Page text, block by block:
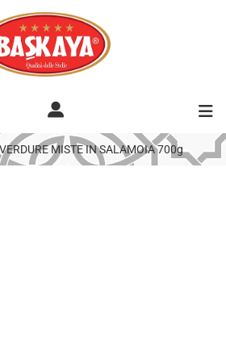
MISTE IN SALAMOIA 700g